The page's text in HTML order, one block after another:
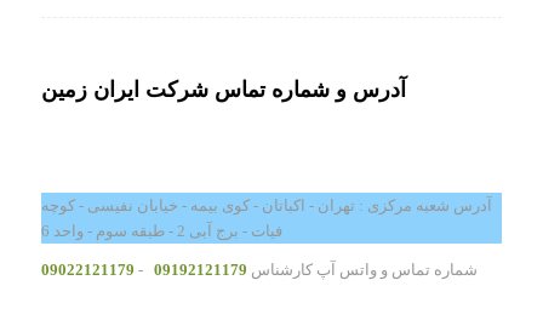
آدرس و شماره تماس شرکت ایران زمین
آدرس شعبه مرکزی : تهران - اکباتان - کوی بیمه - خیابان نفیسی - کوچه
فیات - برج آبی 2 - طبقه سوم - واحد 6
شماره تماس و واتس آپ کارشناس 09192121179
-
09022121179